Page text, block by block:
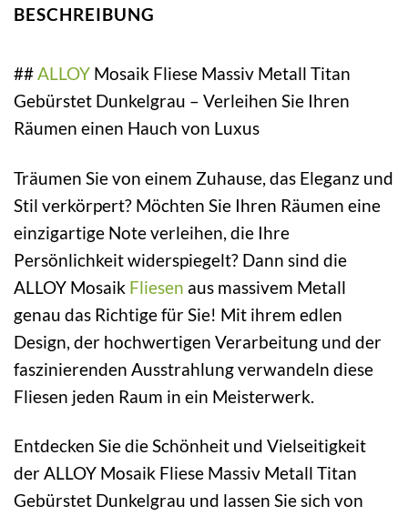
BESCHREIBUNG
## ALLOY Mosaik Fliese Massiv Metall Titan
Gebürstet Dunkelgrau – Verleihen Sie Ihren
Räumen einen Hauch von Luxus
Träumen Sie von einem Zuhause, das Eleganz und
Stil verkörpert? Möchten Sie Ihren Räumen eine
einzigartige Note verleihen, die Ihre
Persönlichkeit widerspiegelt? Dann sind die
ALLOY Mosaik Fliesen aus massivem Metall
genau das Richtige für Sie! Mit ihrem edlen
Design, der hochwertigen Verarbeitung und der
faszinierenden Ausstrahlung verwandeln diese
Fliesen jeden Raum in ein Meisterwerk.
Entdecken Sie die Schönheit und Vielseitigkeit
der ALLOY Mosaik Fliese Massiv Metall Titan
Gebürstet Dunkelgrau und lassen Sie sich von